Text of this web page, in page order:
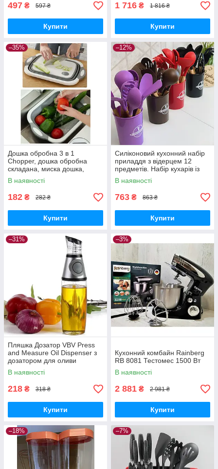
497 ₴ 597 ₴
Купити
1 716 ₴ 1 816 ₴
Купити
–35%
Дошка обробна 3 в 1
Chopper, дошка обробна
складана, миска дошка,
дошка для кухні, дошка
трансформер
В наявності
182 ₴ 282 ₴
Купити
–12%
Силіконовий кухонний набір
приладдя з відерцем 12
предметів. Набір кухарів із
силікону ZP-036B
В наявності
763 ₴ 863 ₴
Купити
–31%
Пляшка Дозатор VBV Press
and Measure Oil Dispenser з
дозатором для оливи
В наявності
218 ₴ 318 ₴
Купити
–3%
Кухонний комбайн Rainberg
RB 8081 Тестомес 1500 Вт
В наявності
2 881 ₴ 2 981 ₴
Купити
–18% –7%